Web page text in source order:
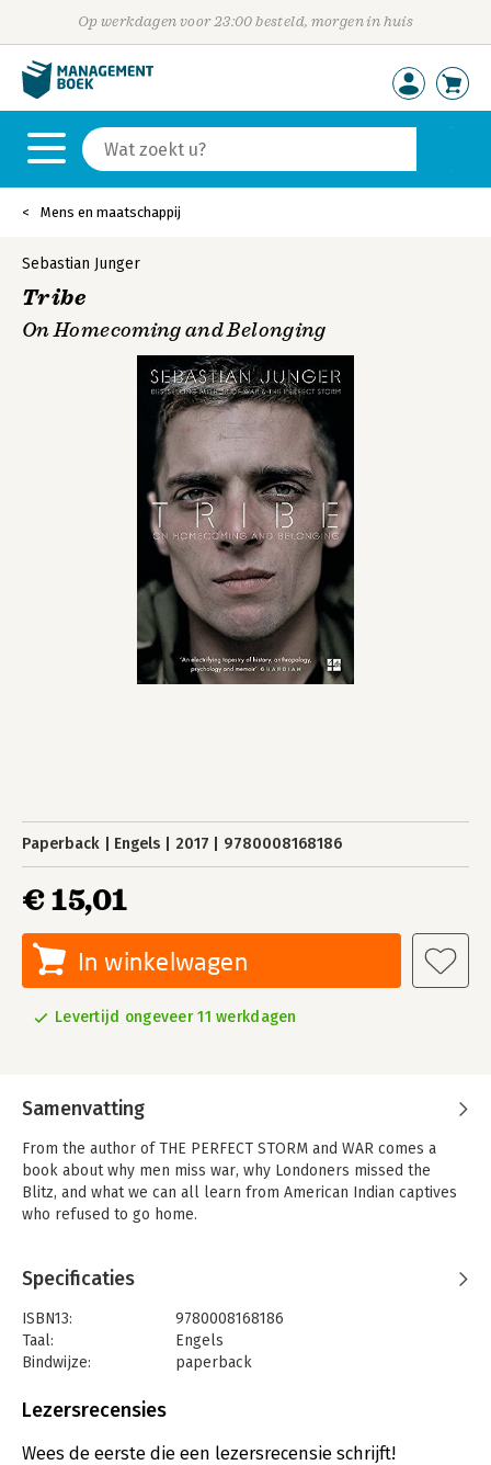
Op werkdagen voor 23:00 besteld, morgen in huis
Mens en maatschappij
Sebastian Junger
Tribe
On Homecoming and Belonging
Paperback Engels 2017 9780008168186
€ 15,01
In winkelwagen
Levertijd ongeveer 11 werkdagen
Samenvatting
From the author of THE PERFECT STORM and WAR comes a
book about why men miss war, why Londoners missed the
Blitz, and what we can all learn from American Indian captives
who refused to go home.
Specificaties
ISBN13:
9780008168186
Taal:
Engels
Bindwijze:
paperback
Uitgever:
Lezersrecensies
Wees de eerste die een lezersrecensie schrijft!